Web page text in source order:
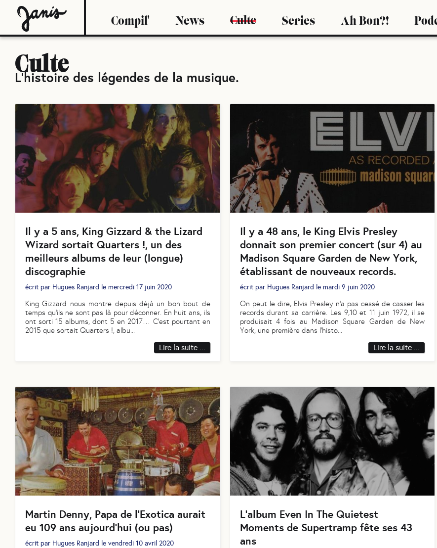
Compil' News Culte Series Ah Bon?!
Culte
L'histoire des légendes de la musique.
Il y a 5 ans, King Gizzard & the Lizard
Wizard sortait Quarters !, un des
meilleurs albums de leur (longue)
discographie
écrit par Hugues Ranjard le mercredi 17 juin 2020
King Gizzard nous montre depuis déjà un bon bout de
temps qu’ils ne sont pas là pour déconner. En huit ans, ils
ont sorti 15 albums, dont 5 en 2017… C’est pourtant en
2015 que sortait Quarters !, albu
Lire la suite ...
Il y a 48 ans, le King Elvis Presley
donnait son premier concert (sur 4) au
Madison Square Garden de New York,
établissant de nouveaux records.
écrit par Hugues Ranjard le mardi 9 juin 2020
On peut le dire, Elvis Presley n’a pas cessé de casser les
records durant sa carrière. Les 9,10 et 11 juin 1972, il se
produisait 4 fois au Madison Square Garden de New
York, une première dans l’histo...
Lire la suite ...
Martin Denny, Papa de l’Exotica aurait
eu 109 ans aujourd’hui (ou pas)
écrit par Hugues Ranjard le vendredi 10 avril 2020
L’album Even In The Quietest
Moments de Supertramp fête ses 43
ans